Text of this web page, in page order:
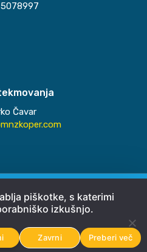
5078997
Čavar
MNZ Koper
Emigma
piškotke, s katerimi
izkušnjo.
Zavrni Preberi več